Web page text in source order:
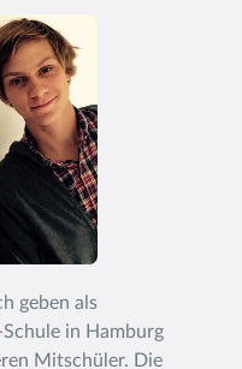
geben als
in Hamburg
Mitschüler. Die